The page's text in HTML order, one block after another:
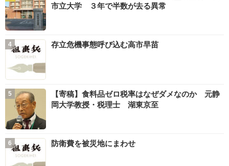
市立大学 ３年で半数が去る異常
存立危機事態呼び込む高市早苗
【寄稿】食料品ゼロ税率はなぜダメなのか 元静
岡大学教授・税理士 湖東京至
防衛費を被災地にまわせ